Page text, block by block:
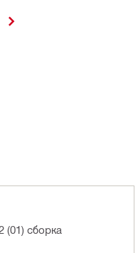
(01) сборка